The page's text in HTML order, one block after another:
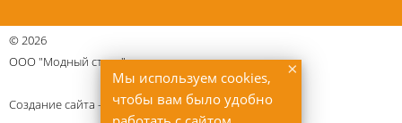
×
Мы используем cookies,
чтобы вам было удобно
©2026
ООО "Модный стиль"
Создание сайта — Uberweb.ru